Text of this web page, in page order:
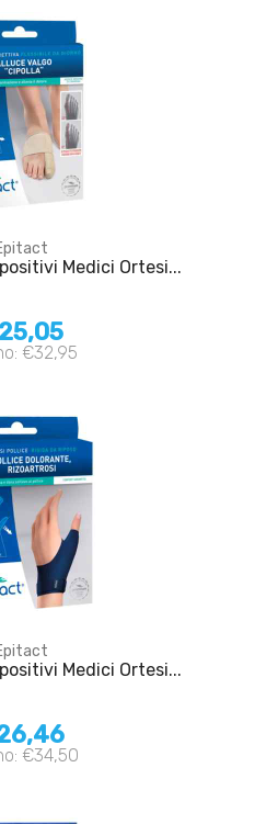
Medici Ortesi...
€32,95
Medici Ortesi...
€34,50